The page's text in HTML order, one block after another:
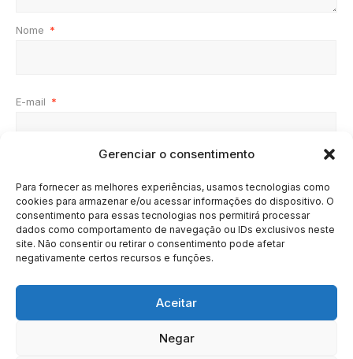
Gerenciar o consentimento
Para fornecer as melhores experiências, usamos tecnologias como
cookies para armazenar e/ou acessar informações do dispositivo. O
consentimento para essas tecnologias nos permitirá processar
dados como comportamento de navegação ou IDs exclusivos neste
site. Não consentir ou retirar o consentimento pode afetar
negativamente certos recursos e funções.
Aceitar
Negar
Nome *
E-mail *